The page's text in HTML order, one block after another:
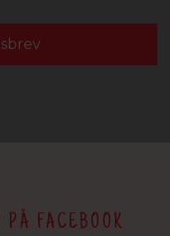
FACEBOOK